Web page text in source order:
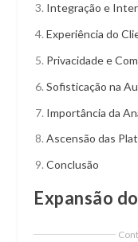
Integração e
Experiência do
Privacidade e
Sofisticação na
Importância da
Ascensão das
Conclusão
Expansão